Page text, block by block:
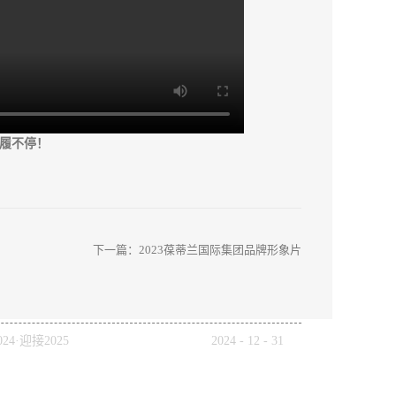
不停！
下一篇： 2023葆蒂兰国际集团品牌形象片
迎接2025 2024 - 12 - 31